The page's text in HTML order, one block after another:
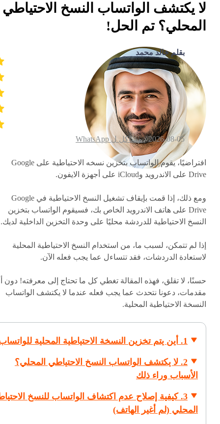
لا يكتشف الواتساب النسخ الاحتياطي
المحلي؟ تم الحل!
بقلم خالد محمد
2026-08-05 / مشاكل ل WhatsApp
افتراضيًا، يقوم الواتساب بتخزين نسخه الاحتياطية على Google
Drive على الاندرويد وiCloud على أجهزة الايفون.
ومع ذلك، إذا قمت بإيقاف تشغيل النسخ الاحتياطية في Google
Drive على هاتف الاندرويد الخاص بك، فسيقوم الواتساب بتخزين
النسخ الاحتياطية للدردشة محليًا على وحدة التخزين الداخلية لديك.
إذا لم تتمكن، لسبب ما، من استخدام النسخ الاحتياطية المحلية
لاستعادة الدردشات، فقد تتساءل عما يجب فعله الآن.
حسنًا، لا تقلق، فهذه المقالة تغطي كل ما تحتاج إلى معرفته! دون
مقدمات، دعونا نتحدث عما يجب فعله عندما لا يكتشف الواتساب
النسخة الاحتياطية المحلية.
1. أين يتم تخزين النسخة الاحتياطية المحلية للواتساب؟
2. لا يكتشف الواتساب النسخ الاحتياطي المحلي؟
الأسباب وراء ذلك
3. كيفية إصلاح عدم اكتشاف الواتساب للنسخ
المحلي (لم أغير الهاتف)